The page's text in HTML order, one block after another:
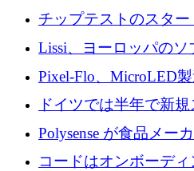
立したAIライティング
1,300万ドルのシード
チップテストのスタ
QuantumDiamondsが
を調達
Lissi、ヨーロッパの
ンティティの未来を推
ロを調達
Pixel-Flo、MicroLED
ンドで525万ポンドを
ドイツでは半年で新
社という記録を目の当
ンブルク
Polysense が食品メー
張するために 1,070 万
コードはオンボーデ